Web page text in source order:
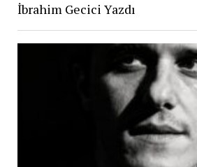
İbrahim Gecici Yazdı